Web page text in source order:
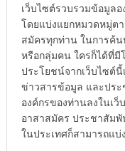
เว็บไซต์รวบรวมข้อมูล
โดยแบ่งแยกหมวดหมู่ต
สมัครทุกท่าน ในการค้
หรือกลุ่มคน ใครก็ได้ที่มี
ประโยชน์จากเว็บไซต์
ข่าวสารข้อมูล และปร
องค์กรของท่านลงในเว็
อาสาสมัคร ประชาสัมพั
ในประเทศก็สามารถแ